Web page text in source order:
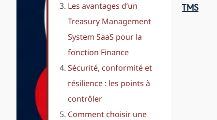
guide
stratégique
moderniser
votre
TMS
Les avantages d’un
Treasury Management
System SaaS pour la
fonction Finance
Sécurité, conformité et
résilience : les points à
contrôler
Comment choisir une
TMS